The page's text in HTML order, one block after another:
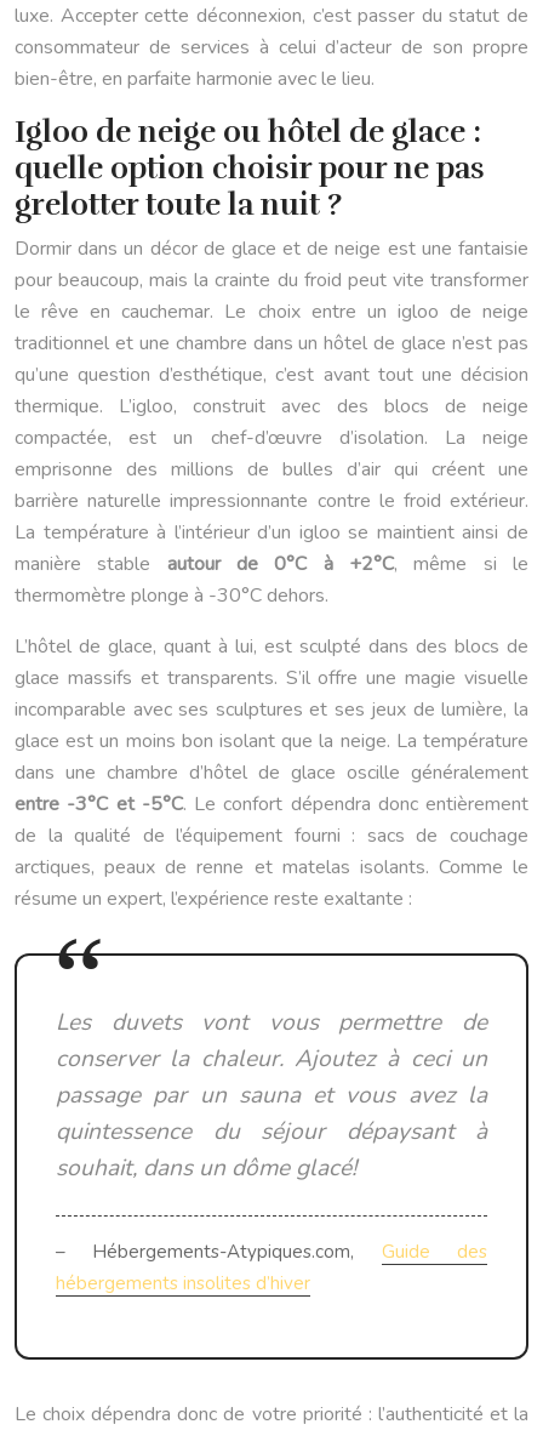
luxe. Accepter cette déconnexion, c’est passer du statut de
consommateur de services à celui d’acteur de son propre
bien-être, en parfaite harmonie avec le lieu.
Igloo de neige ou hôtel de glace :
quelle option choisir pour ne pas
grelotter toute la nuit ?
Dormir dans un décor de glace et de neige est une fantaisie
pour beaucoup, mais la crainte du froid peut vite transformer
le rêve en cauchemar. Le choix entre un igloo de neige
traditionnel et une chambre dans un hôtel de glace n’est pas
qu’une question d’esthétique, c’est avant tout une décision
thermique. L’igloo, construit avec des blocs de neige
compactée, est un chef-d’œuvre d’isolation. La neige
emprisonne des millions de bulles d’air qui créent une
barrière naturelle impressionnante contre le froid extérieur.
La température à l’intérieur d’un igloo se maintient ainsi de
manière stable autour de 0°C à +2°C, même si le
thermomètre plonge à -30°C dehors.
L’hôtel de glace, quant à lui, est sculpté dans des blocs de
glace massifs et transparents. S’il offre une magie visuelle
incomparable avec ses sculptures et ses jeux de lumière, la
glace est un moins bon isolant que la neige. La température
dans une chambre d’hôtel de glace oscille généralement
entre -3°C et -5°C. Le confort dépendra donc entièrement
de la qualité de l’équipement fourni : sacs de couchage
arctiques, peaux de renne et matelas isolants. Comme le
résume un expert, l’expérience reste exaltante :
Les duvets vont vous permettre de
conserver la chaleur. Ajoutez à ceci un
passage par un sauna et vous avez la
quintessence du séjour dépaysant à
souhait, dans un dôme glacé!
– Hébergements-Atypiques.com, Guide des
hébergements insolites d’hiver
Le choix dépendra donc de votre priorité : l’authenticité et la